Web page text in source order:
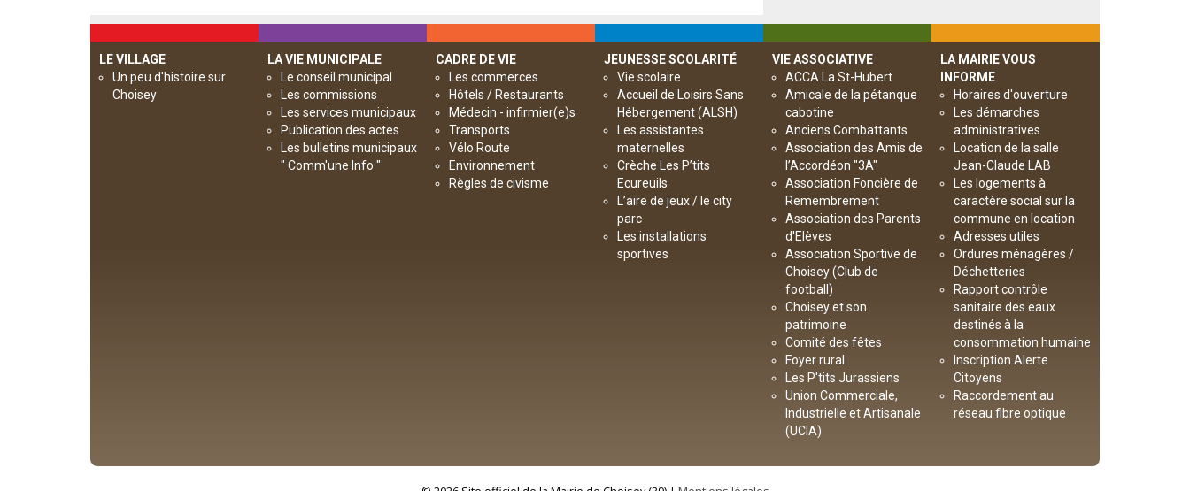
LE VILLAGE
Un peu d'histoire sur
Choisey
LA VIE MUNICIPALE
Le conseil municipal
Les commissions
Les services municipaux
Publication des actes
Les bulletins municipaux
" Comm'une Info "
CADRE DE VIE
Les commerces
Hôtels / Restaurants
Médecin - infirmier(e)s
Transports
Vélo Route
Environnement
Règles de civisme
JEUNESSE SCOLARITÉ
Vie scolaire
Accueil de Loisirs Sans
Hébergement (ALSH)
Les assistantes
maternelles
Crèche Les P’tits
Ecureuils
L’aire de jeux / le city
parc
Les installations
sportives
VIE ASSOCIATIVE
ACCA La St-Hubert
Amicale de la pétanque
cabotine
Anciens Combattants
Association des Amis de
l’Accordéon "3A"
Association Foncière de
Remembrement
Association des Parents
d'Elèves
Association Sportive de
Choisey (Club de
football)
Choisey et son
patrimoine
Comité des fêtes
Foyer rural
Les P'tits Jurassiens
Union Commerciale,
Industrielle et Artisanale
(UCIA)
LA MAIRIE VOUS
INFORME
Horaires d'ouverture
Les démarches
administratives
Location de la salle
Jean-Claude LAB
Les logements à
caractère social sur la
commune en location
Adresses utiles
Ordures ménagères /
Déchetteries
Rapport contrôle
sanitaire des eaux
destinés à la
consommation humaine
Inscription Alerte
Citoyens
Raccordement au
réseau fibre optique